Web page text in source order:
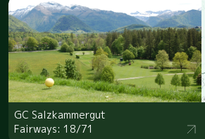
GC Salzkammergut
Fairways: 18/71